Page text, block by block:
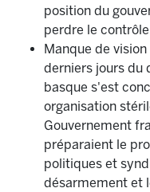
position du
perdre le
Manque de
derniers jours du
basque s'est
organisation
Gouvernement
préparaient le
politiques et
désarmement et